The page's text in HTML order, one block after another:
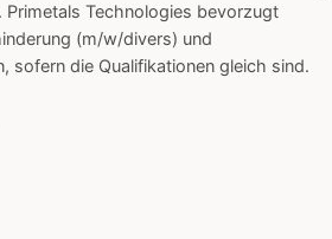
Primetals Technologies bevorzugt
(m/w/divers) und
sofern die Qualifikationen gleich sind.